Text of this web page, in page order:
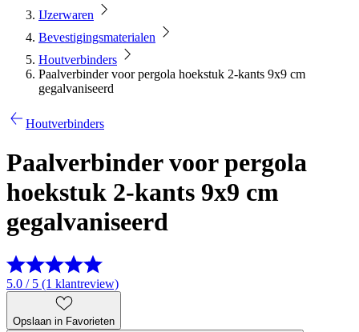
IJzerwaren
Bevestigingsmaterialen
Houtverbinders
Paalverbinder voor pergola hoekstuk 2-kants 9x9 cm
gegalvaniseerd
Houtverbinders
Paalverbinder voor pergola
hoekstuk 2-kants 9x9 cm
gegalvaniseerd
5.0 / 5 (1 klantreview)
Opslaan in Favorieten